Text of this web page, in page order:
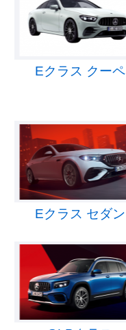
Eクラス クーペ
Eクラス セダン